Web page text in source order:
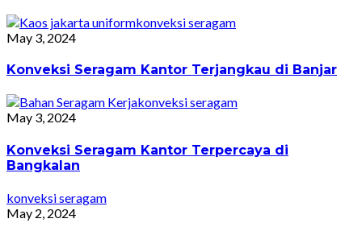
konveksi seragam
May 3, 2024
Konveksi Seragam Kantor Terjangkau di Banjar
konveksi seragam
May 3, 2024
Konveksi Seragam Kantor Terpercaya di
Bangkalan
konveksi seragam
May 2, 2024